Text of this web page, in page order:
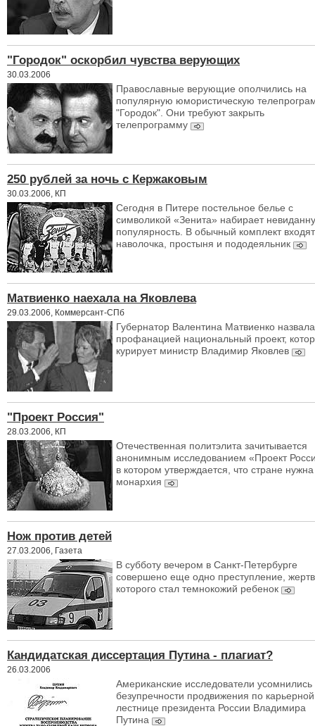
"Городок" оскорбил чувства верующих
30.03.2006
Православные верующие ополчились на
популярную юмористическую
"Городок". Они требуют закрыть
телепрограмму
250 рублей за ночь с Кержаковым
30.03.2006, КП
Сегодня в Питере постельное белье с
символикой «Зенита» набирает
популярность. В обычный комплект
наволочка, простыня и пододеяльник
Матвиенко наехала на Яковлева
29.03.2006, Коммерсант-СПб
Губернатор Валентина Матвиенко назвала
профанацией национальный проект,
курирует министр Владимир Яковлев
"Проект Россия"
28.03.2006, КП
Отечественная политэлита зачитывается
анонимным исследованием «Проект
в котором утверждается, что стране нужна
монархия
Нож против детей
27.03.2006, Газета
В субботу вечером в Санкт-Петербурге
совершено еще одно преступление,
которого стал темнокожий ребенок
Кандидатская диссертация Путина - плагиат?
26.03.2006
Американские исследователи усомнились
безупречности продвижения по карьерной
лестнице президента России Владимира
Путина